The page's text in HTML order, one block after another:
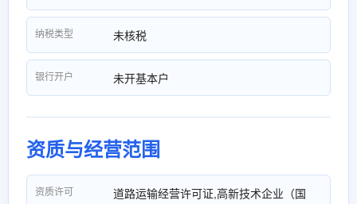
纳税类型 未核税
银行开户 未开基本户
资质与经营范围
资质许可
道路运输经营许可证,高新技术企业（国